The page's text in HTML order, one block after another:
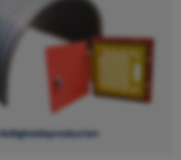
Veiligheidsproducten